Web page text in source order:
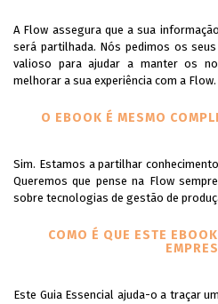
A Flow assegura que a sua
será partilhada. Nós pedimos os
valioso para ajudar a manter os
melhorar a sua experiência com a Flow.
O EBOOK É MESMO
Sim. Estamos a partilhar
Queremos que pense na Flow
sobre tecnologias de gestão de
COMO É QUE ESTE
Este Guia Essencial ajuda-o a traçar